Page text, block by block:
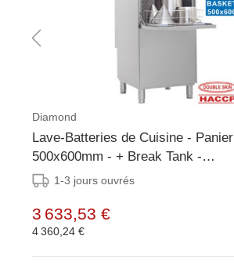
Diamond
Lave-Batteries de Cuisine - Panier
500x600mm - + Break Tank -
600x695x1280(h)mm
1-3 jours ouvrés
3 633,53 €
4 360,24 €